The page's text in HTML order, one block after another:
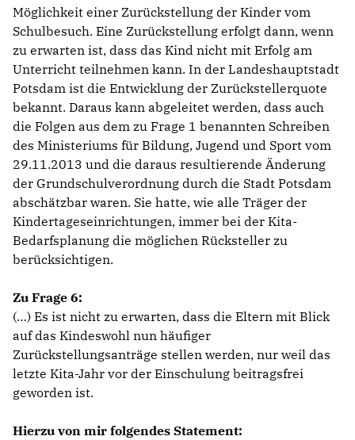
Möglichkeit einer Zurückstellung der Kinder vom
Schulbesuch. Eine Zurückstellung erfolgt dann, wenn
zu erwarten ist, dass das Kind nicht mit Erfolg am
Unterricht teilnehmen kann. In der Landeshauptstadt
Potsdam ist die Entwicklung der Zurückstellerquote
bekannt. Daraus kann abgeleitet werden, dass auch
die Folgen aus dem zu Frage 1 benannten Schreiben
des Ministeriums für Bildung, Jugend und Sport vom
29.11.2013 und die daraus resultierende Änderung
der Grundschulverordnung durch die Stadt Potsdam
abschätzbar waren. Sie hatte, wie alle Träger der
Kindertageseinrichtungen, immer bei der Kita-
Bedarfsplanung die möglichen Rücksteller zu
berücksichtigen.
Zu Frage 6:
(…) Es ist nicht zu erwarten, dass die Eltern mit Blick
auf das Kindeswohl nun häufiger
Zurückstellungsanträge stellen werden, nur weil das
letzte Kita-Jahr vor der Einschulung beitragsfrei
geworden ist.
Hierzu von mir folgendes Statement: